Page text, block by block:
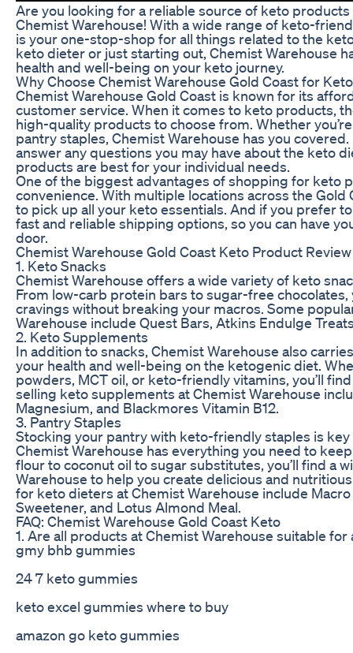
Are you looking for a reliable source of keto
Chemist Warehouse! With a wide range of keto-
is your one-stop-shop for all things related to the
keto dieter or just starting out, Chemist Warehouse
health and well-being on your keto journey.
Why Choose Chemist Warehouse Gold Coast for
Chemist Warehouse Gold Coast is known for its
customer service. When it comes to keto products,
high-quality products to choose from. Whether
pantry staples, Chemist Warehouse has you
answer any questions you may have about the keto
products are best for your individual needs.
One of the biggest advantages of shopping for keto
convenience. With multiple locations across the Gold
to pick up all your keto essentials. And if you prefer
fast and reliable shipping options, so you can have
door.
Chemist Warehouse Gold Coast Keto Product Review
1. Keto Snacks
Chemist Warehouse offers a wide variety of keto
From low-carb protein bars to sugar-free
cravings without breaking your macros. Some
Warehouse include Quest Bars, Atkins Endulge
2. Keto Supplements
In addition to snacks, Chemist Warehouse also
your health and well-being on the ketogenic diet.
powders, MCT oil, or keto-friendly vitamins, you’ll
selling keto supplements at Chemist Warehouse
Magnesium, and Blackmores Vitamin B12.
3. Pantry Staples
Stocking your pantry with keto-friendly staples is
Chemist Warehouse has everything you need to
flour to coconut oil to sugar substitutes, you’ll find a
Warehouse to help you create delicious and
for keto dieters at Chemist Warehouse include
Sweetener, and Lotus Almond Meal.
FAQ: Chemist Warehouse Gold Coast Keto
1. Are all products at Chemist Warehouse suitable for
gmy bhb gummies
24 7 keto gummies
keto excel gummies where to buy
amazon go keto gummies